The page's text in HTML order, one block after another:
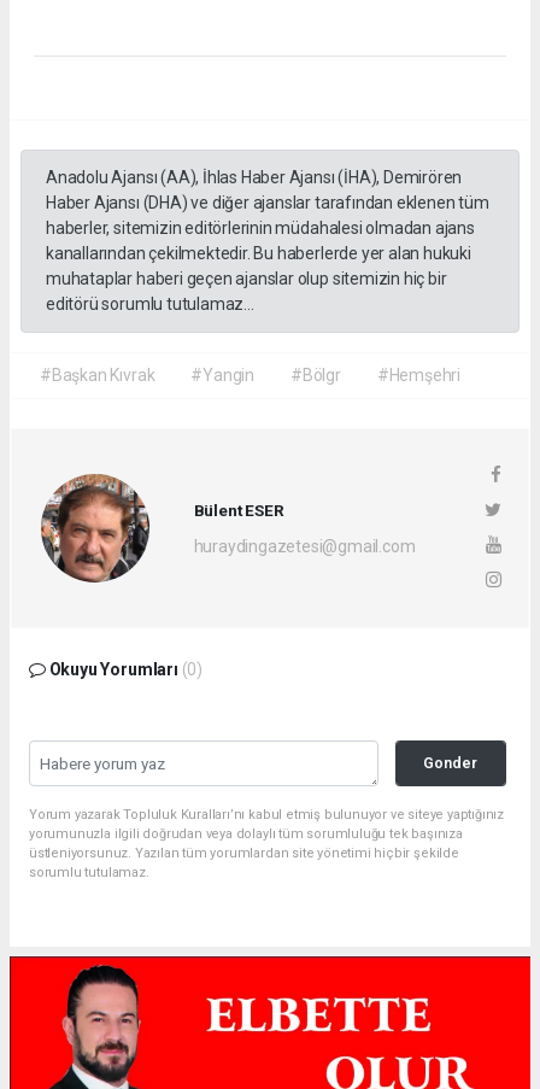
Anadolu Ajansı (AA), İhlas Haber Ajansı (İHA), Demirören
Haber Ajansı (DHA) ve diğer ajanslar tarafından eklenen tüm
haberler, sitemizin editörlerinin müdahalesi olmadan ajans
kanallarından çekilmektedir. Bu haberlerde yer alan hukuki
muhataplar haberi geçen ajanslar olup sitemizin hiç bir
editörü sorumlu tutulamaz...
#Başkan Kıvrak #Yangin #Bölgr #Hemşehri
Bülent ESER
huraydingazetesi@gmail.com
Okuyu Yorumları (0)
Gonder
Yorum yazarak Topluluk Kuralları’nı kabul etmiş bulunuyor ve siteye yaptığınız
yorumunuzla ilgili doğrudan veya dolaylı tüm sorumluluğu tek başınıza
üstleniyorsunuz. Yazılan tüm yorumlardan site yönetimi hiçbir şekilde
sorumlu tutulamaz.